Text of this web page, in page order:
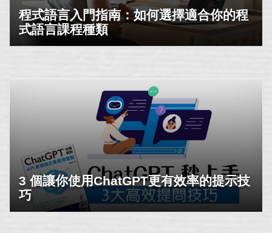
程式語言入門指南：如何選擇適合你的程
式語言課程種類
3 個讓你使用ChatGPT更有效率的提示技
巧